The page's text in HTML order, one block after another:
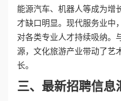
能源汽车、机器人等成为增
才缺口明显。现代服务业中
对各类专业人才持续吸纳。
源，文化旅游产业带动了艺
长。
三、最新招聘信息